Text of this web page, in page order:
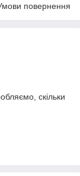
повернення
скільки